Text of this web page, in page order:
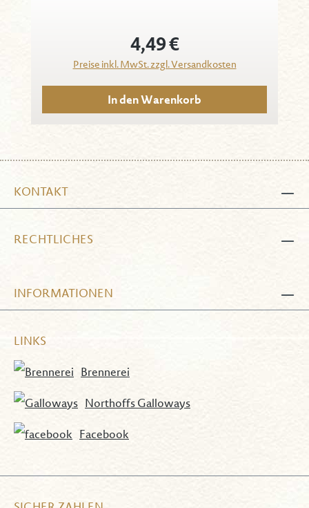
mit gleichmäßig dünnem Verlauf schafft
strahlende Lichtreflexe. Der laserbearbeitete
und feuerpolierte feine Mundrand sorgt für
ein angenehmes Trinkgefühl. Der Grappe
Kelch passt perfekt zu den edlen Sorten
Regulärer Preis:
4,49 €
Preise inkl. MwSt. zzgl. Versandkosten
In den Warenkorb
KONTAKT
RECHTLICHES
INFORMATIONEN
LINKS
Brennerei
Northoffs Galloways
Facebook